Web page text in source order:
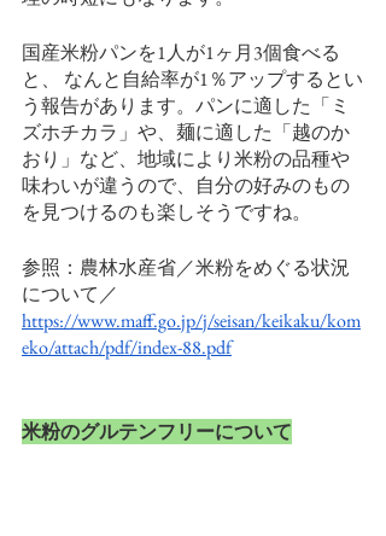
国産米粉パンを1人が1ヶ月3個食べる
と、 なんと自給率が1％アップするとい
う報告があります。パンに適した「ミ
ズホチカラ」や、麺に適した「越のか
おり」など、地域により米粉の品種や
味わいが違うので、自分の好みのもの
を見つけるのも楽しそうですね。
参照：農林水産省／米粉をめぐる状況
について／
https://www.maff.go.jp/j/seisan/keikaku/kom
eko/attach/pdf/index-88.pdf
米粉のグルテンフリーについて